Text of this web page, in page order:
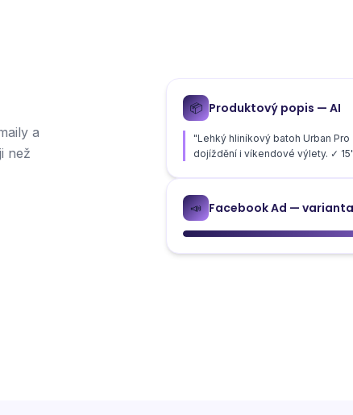
a
než
📦 Produktový popis — AI
"Lehký hliníkový batoh Urban
dojíždění i víkendové výlety. ✓
📣 Facebook Ad —